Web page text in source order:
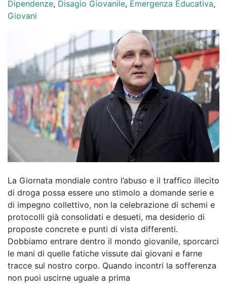
Dipendenze, Disagio Giovanile, Emergenza Educativa,
Giovani
La Giornata mondiale contro l’abuso e il traffico illecito
di droga possa essere uno stimolo a domande serie e
di impegno collettivo, non la celebrazione di schemi e
protocolli già consolidati e desueti, ma desiderio di
proposte concrete e punti di vista differenti.
Dobbiamo entrare dentro il mondo giovanile, sporcarci
le mani di quelle fatiche vissute dai giovani e farne
tracce sul nostro corpo. Quando incontri la sofferenza
non puoi uscirne uguale a prima